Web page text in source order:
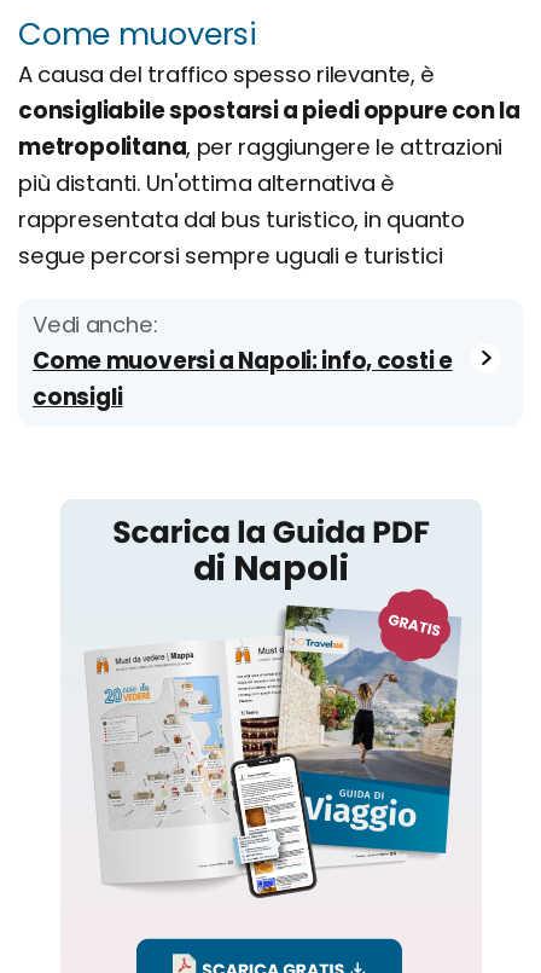
Come muoversi
A causa del traffico spesso rilevante, è
consigliabile spostarsi a piedi oppure con la
metropolitana, per raggiungere le attrazioni
più distanti. Un'ottima alternativa è
rappresentata dal bus turistico, in quanto
segue percorsi sempre uguali e turistici
Vedi anche:
Come muoversi a Napoli: info, costi e
consigli
Napoli